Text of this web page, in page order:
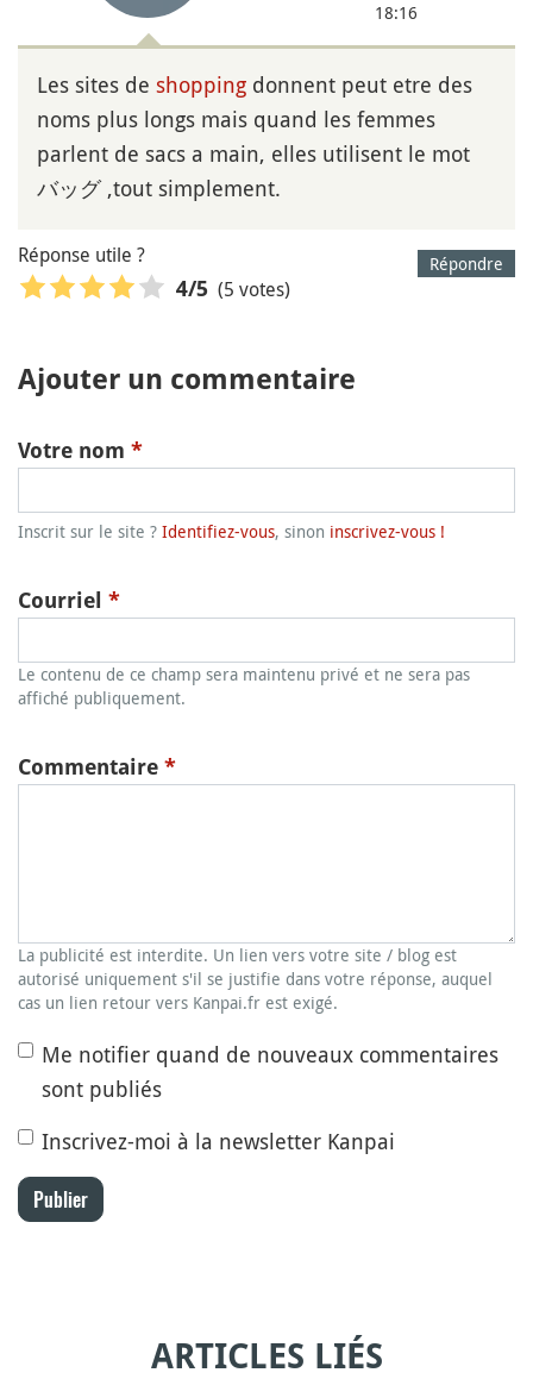
18:16
Les sites de shopping donnent peut etre des
noms plus longs mais quand les femmes
parlent de sacs a main, elles utilisent le mot
バッグ ,tout simplement.
Répondre
Réponse utile ?
4/5 (5 votes)
Ajouter un commentaire
Votre nom *
Inscrit sur le site ? Identifiez-vous, sinon inscrivez-vous !
Courriel *
Le contenu de ce champ sera maintenu privé et ne sera pas
affiché publiquement.
Commentaire *
La publicité est interdite. Un lien vers votre site / blog est
autorisé uniquement s'il se justifie dans votre réponse, auquel
cas un lien retour vers Kanpai.fr est exigé.
Me notifier quand de nouveaux commentaires
sont publiés
Inscrivez-moi à la newsletter Kanpai
Publier
ARTICLES LIÉS